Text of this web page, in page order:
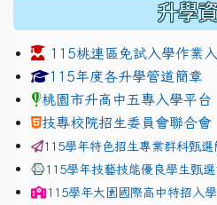
升學
115桃連區免試入學作業
link to https://
115年度各升學管道簡章
桃園市升高中五專入學平台
技專校院招生委員會聯合會
115學年特色招生專業群科甄選
115學年技藝技能優良學生甄
115學年大園國際高中特招入